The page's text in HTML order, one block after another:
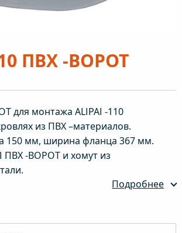
ПВХ -ВОРОТ
для монтажа ALIPAI -110
из ПВХ –материалов.
150 мм, ширина фланца 367 мм.
ПВХ -ВОРОТ и хомут из
Подробнее